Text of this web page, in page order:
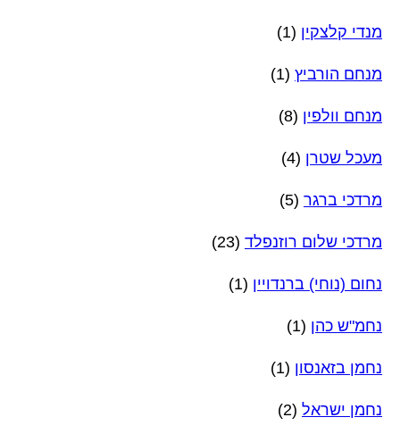
מנדי קלצקין (1)
מנחם הורביץ (1)
מנחם וולפין (8)
מעכל שטרן (4)
מרדכי ברגר (5)
מרדכי שלום רוזנפלד (23)
נחום (נוחי) ברנדויין (1)
נחמ"ש כהן (1)
נחמן בזאנסון (1)
נחמן ישראל (2)